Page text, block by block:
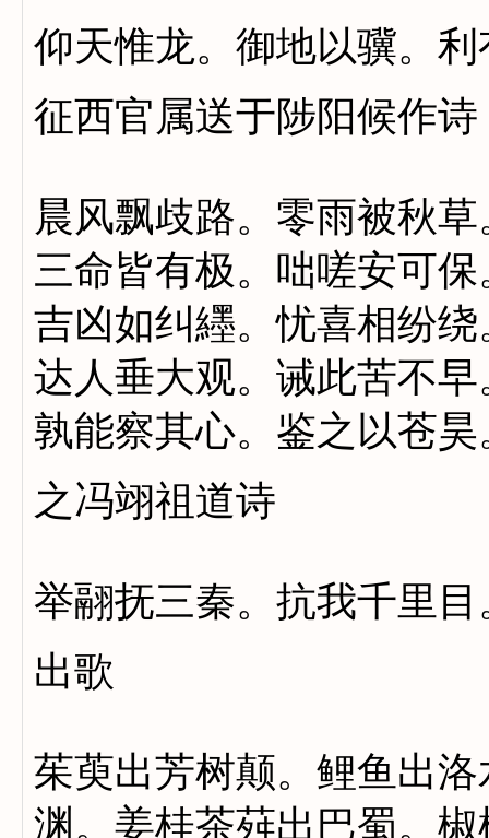
仰天惟龙。御地以骥。
征西官属送于陟阳候作诗
晨风飘歧路。零雨被秋
三命皆有极。咄嗟安可
吉凶如纠纆。忧喜相纷
达人垂大观。诫此苦不
孰能察其心。鉴之以苍
之冯翊祖道诗
举翮抚三秦。抗我千里
出歌
茱萸出芳树颠。鲤鱼出
渊。姜桂茶荈出巴蜀。